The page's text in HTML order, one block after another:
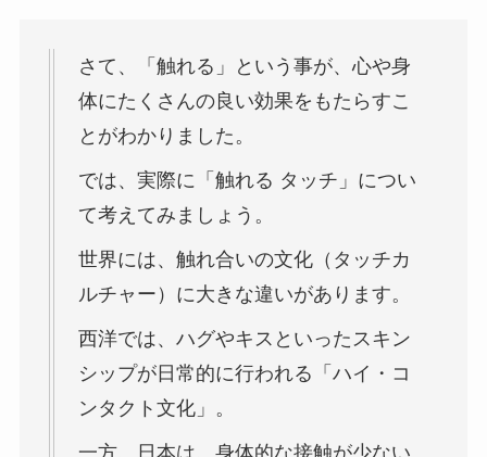
さて、「触れる」という事が、心や身
体にたくさんの良い効果をもたらすこ
とがわかりました。
では、実際に「触れる タッチ」につい
て考えてみましょう。
世界には、触れ合いの文化（タッチカ
ルチャー）に大きな違いがあります。
西洋では、ハグやキスといったスキン
シップが日常的に行われる「ハイ・コ
ンタクト文化」。
一方、日本は、身体的な接触が少ない